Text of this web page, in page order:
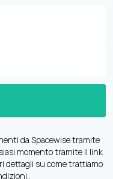
da Spacewise tramite
momento tramite il link
dettagli su come trattiamo
.